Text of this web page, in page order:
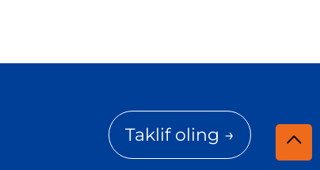
Taklif oling →